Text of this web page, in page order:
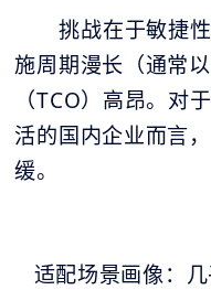
挑战在于敏捷性
施周期漫长（通常
（TCO）高昂。对
活的国内企业而言
缓。
适配场景画像：